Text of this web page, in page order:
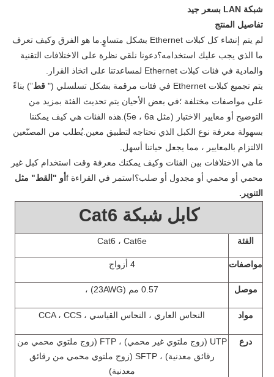
شبكة LAN بسعر جيد
تفاصيل المنتج
لم يتم إنشاء كل كبلات Ethernet بشكل متساوٍ.ما هو الفرق وكيف تعرف
ما الذي يجب عليك استخدامه؟دعونا نلقي نظرة على الاختلافات التقنية
والمادية في فئات كبلات Ethernet لمساعدتنا على اتخاذ القرار.
يتم تجميع كبلات Ethernet في فئات مرقمة بشكل تسلسلي ("
قط”) بناءً
على مواصفات مختلفة ؛في بعض الأحيان يتم تحديث الفئة بمزيد من
التوضيح أو معايير الاختبار (مثل 5e ، 6a).هذه الفئات هي كيف يمكننا
بسهولة معرفة نوع الكبل الذي نحتاجه لتطبيق معين.يُطلب من المصنّعين
الالتزام بالمعايير ، مما يجعل حياتنا أسهل.
ما هي الاختلافات بين الفئات وكيف يمكنك معرفة وقت استخدام كبل غير
محمي أو محمي أو مجدول أو صلب؟استمر في القراءة f أو "القط" مثل
التنوير.
كابل شبكة Cat6
الفئة Cat6 ، Cat6e
مواصفات 4 أزواج
موصل 0.57 مم (23AWG) ،
مواد النحاس العاري ، النحاس القياسي ، CCA ، CCS
درع
UTP (زوج ملتوي غير محمي) ، FTP (زوج ملتوي محمي من
رقائق معدنية) ، SFTP (زوج ملتوي محمي من رقائق
معدنية)